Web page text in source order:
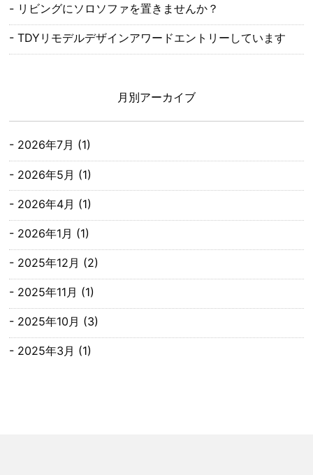
リビングにソロソファを置きませんか？
TDYリモデルデザインアワードエントリーしています
月別アーカイブ
2026年7月 (1)
2026年5月 (1)
2026年4月 (1)
2026年1月 (1)
2025年12月 (2)
2025年11月 (1)
2025年10月 (3)
2025年3月 (1)